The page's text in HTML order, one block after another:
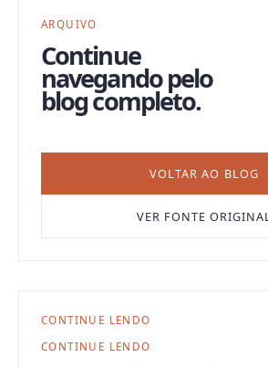
ARQUIVO
Continue
navegando pelo
blog completo.
VOLTAR AO BLOG
VER FONTE
CONTINUE LENDO
CONTINUE LENDO